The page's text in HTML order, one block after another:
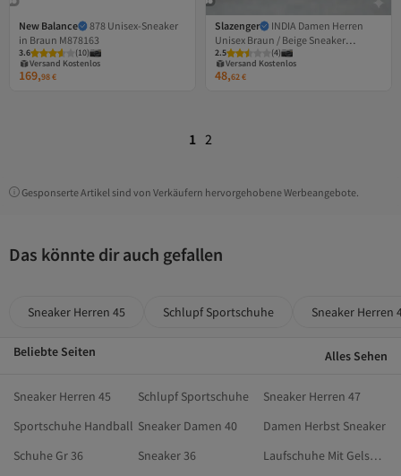
New Balance
878 Unisex-Sneaker
in Braun M878163
3.6 (10)
Versand Kostenlos
Gratis Versand
Versand Kostenlos
169,98€
Slazenger
INDIA Damen Herren
Unisex Braun / Beige Sneaker
Freizeitschuhe
2.5 (4)
Versand Kostenlos
Gratis Versand
Versand Kostenlos
48,62€
1 2
Gesponserte Artikel sind von Verkäufern hervorgehobene Werbeangebote.
Das könnte dir auch gefallen
Sneaker Herren 45 Schlupf Sportschuhe Sneaker Herren
Beliebte Seiten Alles Sehen
Sneaker Herren 45 Schlupf Sportschuhe
Sneaker Herren 47
Sportschuhe Handball Sneaker Damen 40
Damen Herbst Sneaker
Schuhe Gr 36
Sneaker 36
Laufschuhe Mit Gelsohle